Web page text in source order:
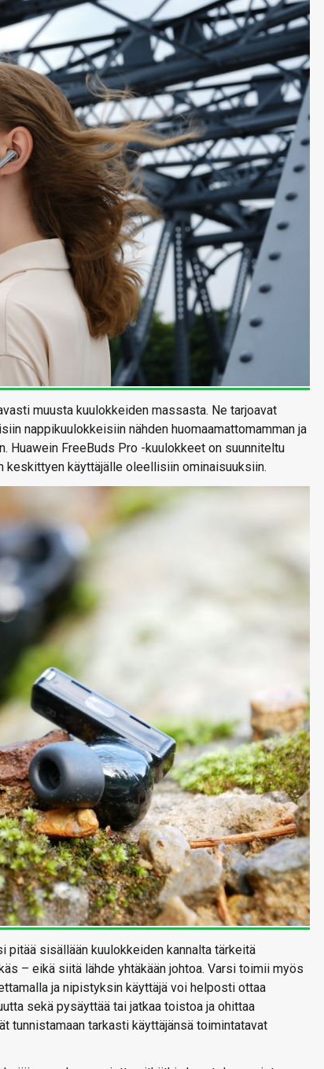
muusta kuulokkeiden massasta. Ne tarjoavat
nappikuulokkeisiin nähden huomaamattomamman ja
Huawein FreeBuds Pro -kuulokkeet on suunniteltu
keskittyen käyttäjälle oleellisiin ominaisuuksiin.
sisällään kuulokkeiden kannalta tärkeitä
– eikä siitä lähde yhtäkään johtoa. Varsi toimii myös
ja nipistyksin käyttäjä voi helposti ottaa
sekä pysäyttää tai jatkaa toistoa ja ohittaa
tunnistamaan tarkasti käyttäjänsä toimintatavat